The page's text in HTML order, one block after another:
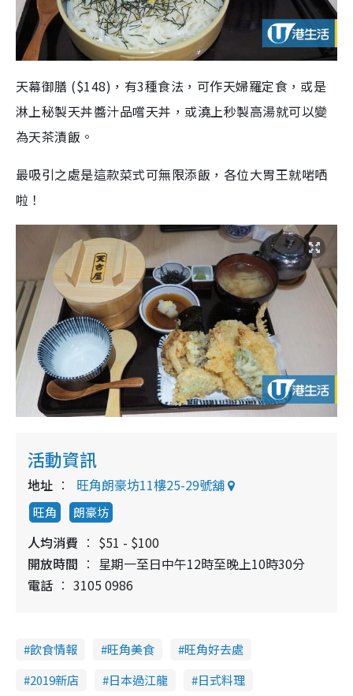
天幕御膳 ($148)，有3種食法，可作天婦羅定食，或是
淋上秘製天丼醬汁品嚐天丼，或澆上秒製高湯就可以變
為天茶漬飯。
最吸引之處是這款菜式可無限添飯，各位大胃王就啱哂
啦！
活動資訊
地址 旺角朗豪坊11樓25-29號舖
旺角 朗豪坊
人均消費
$51 - $100
開放時間
星期一至日中午12時至晚上10時30分
電話
3105 0986
飲食情報 旺角美食
旺角好去處
2019新店
日本過江龍 日式料理